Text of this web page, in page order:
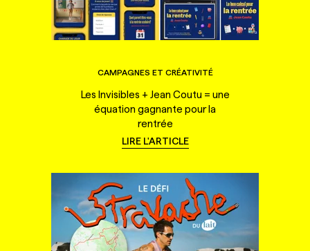
CAMPAGNES ET CRÉATIVITÉ
Les Invisibles + Jean Coutu = une
équation gagnante pour la
rentrée
LIRE L'ARTICLE